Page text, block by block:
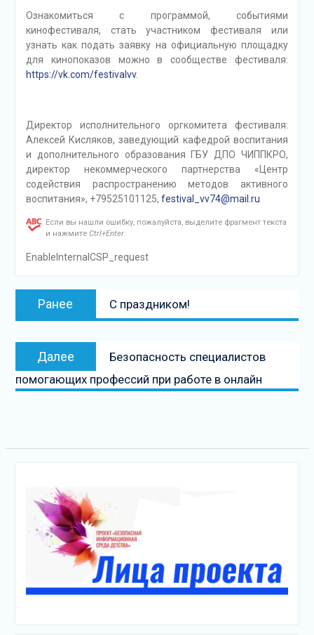
Ознакомиться с программой, событиями
кинофестиваля, стать участником фестиваля или
узнать как подать заявку на официальную площадку
для кинопоказов можно в сообществе фестиваля:
https://vk.com/festivalvv.
Директор исполнительного оргкомитета фестиваля:
Алексей Кисляков, заведующий кафедрой воспитания
и дополнительного образования ГБУ ДПО ЧИППКРО,
директор некоммерческого партнерства «Центр
содействия распространению методов активного
воспитания», +79525101125, festival_vv74@mail.ru
Если вы нашли ошибку, пожалуйста, выделите фрагмент текста
и нажмите Ctrl+Enter.
EnableInternalCSP_request
Навигация
Ранее
запись:
С праздником!
Далее
запись
Безопасность специалистов
помогающих профессий при работе в онлайн